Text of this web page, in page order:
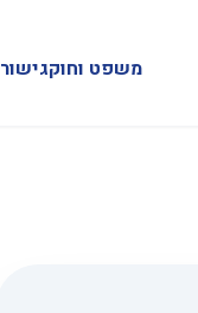
משפט וחוקגישור